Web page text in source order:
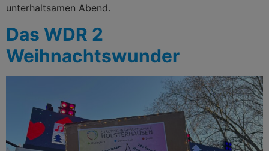
unterhaltsamen Abend.
Das WDR 2
Weihnachtswunder